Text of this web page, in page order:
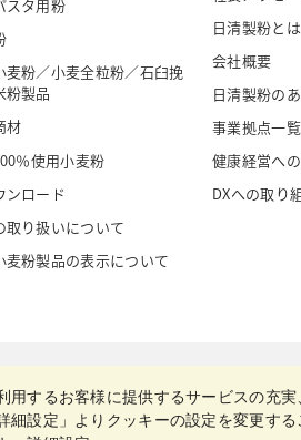
スタ用粉
麦粉／小麦全粒粉／石臼挽
粉製品
材
％使用小麦粉
ンロード
取り扱いについて
麦粉製品の表示について
日清製粉とは
会社概要
日清製粉の
事業拠点一覧
健康経営へ
DXへの取り
用するお客様に提供するサービスの充
細設定」よりクッキーの設定を変更する